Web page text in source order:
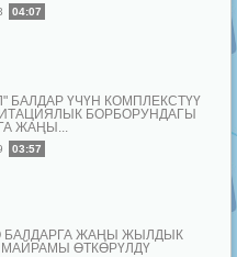
04:07
БАЛДАР ҮЧҮН КОМПЛЕКСТҮҮ
БОРБОРУНДАГЫ
ЖАҢЫ...
03:57
БАЛДАРГА ЖАҢЫ ЖЫЛДЫК
МАЙРАМЫ ӨТКӨРҮЛДҮ